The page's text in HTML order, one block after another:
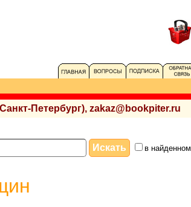
Петербург), zakaz@bookpiter.ru
в найденном